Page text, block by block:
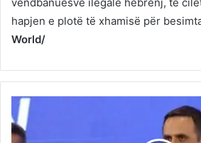
hapjen e plotë të xhamisë për
World/